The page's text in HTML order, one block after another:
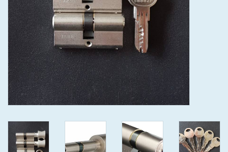
ISEO F 6 EXTRA S
ANTIKERNTREK ZWART IN
IEDERE GEWENSTE MAAT MET
GEWONE GENUMMERDE
VEILIGE SLEUTELS SKG***
ISEO F 6 EXTRA S
ANTIKERNTREK IN IEDERE
GEWONE SLEUTEL SKG***